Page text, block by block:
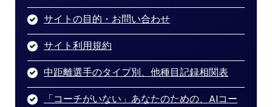
サイトの目的・お問い合わせ
サイト利用規約
中距離選手のタイプ別、他種目記録相関表
「コーチがいない」あなたのための、AIコー